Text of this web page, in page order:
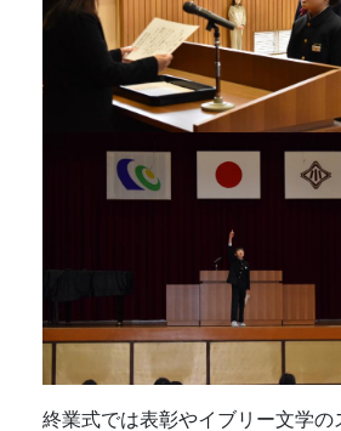
終業式では表彰やイブリー文学の